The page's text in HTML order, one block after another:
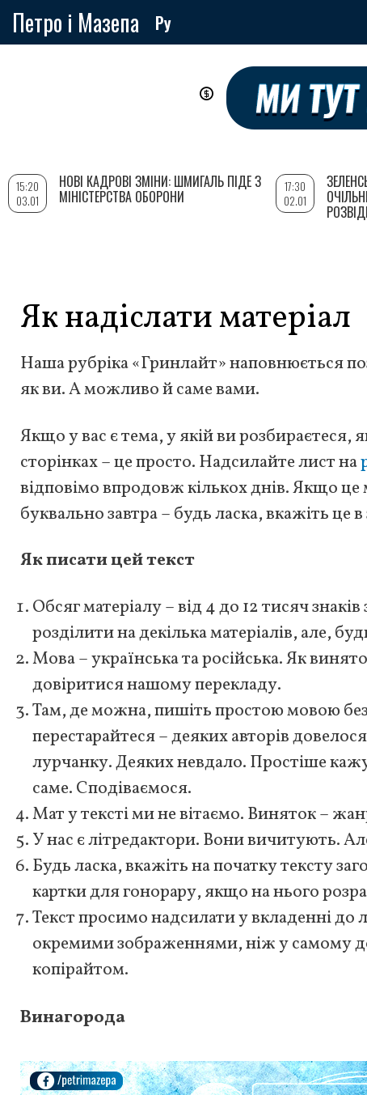
Петро і Мазепа Ру
Як надіслати матеріал
Наша рубріка «Гринлайт» наповнюється
як ви. А можливо й саме вами.
Якщо у вас є тема, у якій ви розбираєтеся,
сторінках – це просто. Надсилайте лист на
відповімо впродовж кількох днів. Якщо це
буквально завтра – будь ласка, вкажіть це
Як писати цей текст
Обсяг матеріалу – від 4 до 12 тисяч
розділити на декілька матеріалів, але,
Мова – українська та російська. Як
довіритися нашому перекладу.
Там, де можна, пишіть простою мовою
перестарайтеся – деяких авторів
лурчанку. Деяких невдало. Простіше
саме. Сподіваємося.
Мат у тексті ми не вітаємо. Виняток–
У нас є літредактори. Вони вичитують.
Будь ласка, вкажіть на початку тексту
картки для гонорару, якщо на нього
Текст просимо надсилати у вкладенні до
окремими зображеннями, ніж у самому
копірайтом.
Винагорода
15:20
03.01
НОВІ КАДРОВІ ЗМІНИ: ШМИГАЛЬ ПІДЕ З
МІНІСТЕРСТВА ОБОРОНИ
17:30
02.01